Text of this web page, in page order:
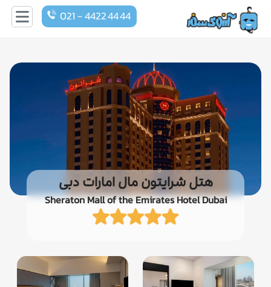
021 - 4422 44 44
هتل شرایتون مال امارات دبی
Sheraton Mall of the Emirates Hotel Dubai